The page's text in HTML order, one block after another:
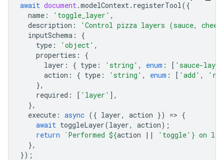
await document.modelContext. registerTool({
name : 'toggle_layer' ,
description :
'Control pizza layers (sauce,
inputSchema :
{
type : 'object' ,
properties :
{
layer : { type : 'string' , enum : [ 'sauce-
action : { type : 'string' , enum : [ 'add' ,
},
required : [ 'layer' ],
},
execute : async ({ layer, action }) => {
await toggleLayer(layer, action);
return
`Performed ${action || 'toggle' } on
},
});